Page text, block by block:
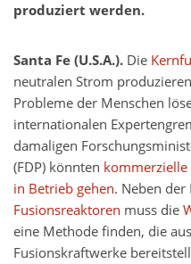
produziert werden.
Santa Fe (U.S.A.). Die
neutralen Strom
Probleme der Menschen
internationalen
damaligen
(FDP) könnten
in Betrieb gehen. Neben
Fusionsreaktoren muss die
eine Methode finden, die
Fusionskraftwerke